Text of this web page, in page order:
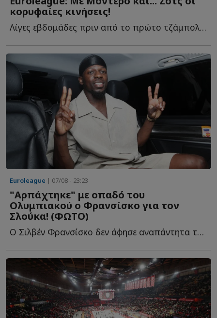
κορυφαίες κινήσεις!
Λίγες εβδομάδες πριν από το πρώτο τζάμπολ της σεζόν 20...
Euroleague | 07/08 - 23:23
"Αρπάχτηκε" με οπαδό του
Ολυμπιακού ο Φρανσίσκο για τον
Σλούκα! (ΦΩΤΟ)
Ο Σιλβέν Φρανσίσκο δεν άφησε αναπάντητα τα όσα έγραψε φ...